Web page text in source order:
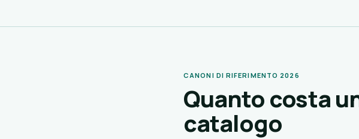
CANONI DI RIFERIMENTO 2026
Quanto costa
catalogo